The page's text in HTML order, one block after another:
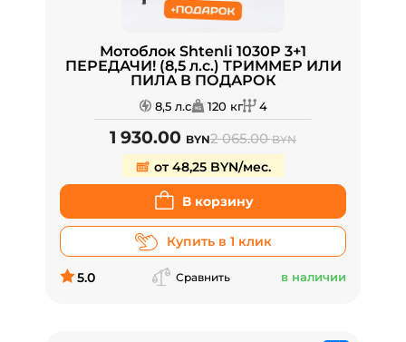
Мотоблок Shtenli 1030P 3+1
ПЕРЕДАЧИ! (8,5 л.с.) ТРИММЕР ИЛИ
ПИЛА В ПОДАРОК
8,5 л.с 120 кг 4
1 930.00 BYN2 065.00BYN
от 48,25 BYN/мес.
В корзину
Купить в 1 клик
5.0 Сравнить в наличии